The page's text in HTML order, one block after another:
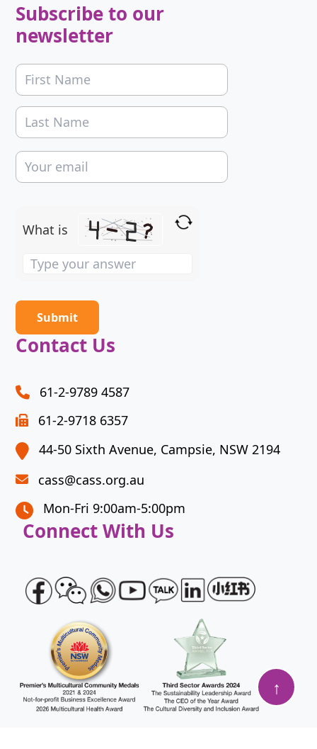
Subscribe to our
newsletter
What is
the
problem
shown
in
image
continue.
Contact Us
61-2-9789 4587
61-2-9718 6357
44-50 Sixth Avenue, Campsie, NSW 2194
cass@cass.org.au
Mon-Fri 9:00am-5:00pm
Connect With Us
↑